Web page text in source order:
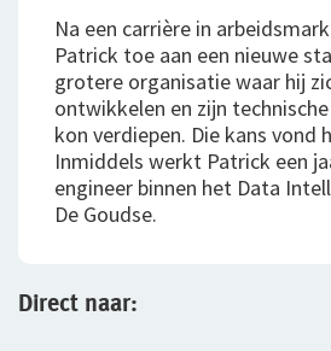
Bestelautoverzekering
Zakelijke
Bekijk alle zakelijke
Voor je personeel
ZW-eigenrisicoverzekering
Andere branches
Vind een adviseur bij jou in de buurt
Gratis persoonlijk advies voor jouw
jou
Klachtenregeling
Wie wij zijn
Onze organisatie
Onze cijfers
Ons beleid
Tevreden klanten
Samenwerking met adviseurs
Na een carrière in
Patrick toe aan een nieuwe
grotere organisatie waar hij
ontwikkelen en zijn
kon verdiepen. Die kans vond
Inmiddels werkt Patrick een
engineer binnen het Data
De Goudse.
Direct naar: